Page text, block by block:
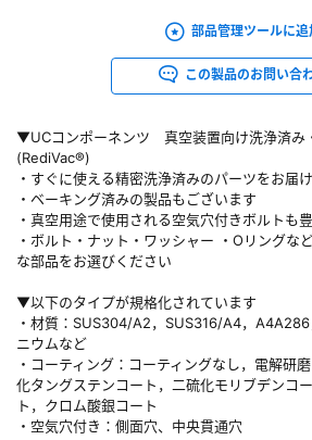
▼UCコンポーネンツ 真空装置向け洗浄済み
(RediVac®)
・すぐに使える精密洗浄済みのパーツをお届け
・ベーキング済みの製品もございます
・真空用途で使用される空気穴付きボルトも
・ボルト・ナット・ワッシャー ・Oリングな
な部品をお選びください
▼以下のタイプが規格化されています
・材質：SUS304/A2，SUS316/A4，
ニウムなど
・コーティング：コーティングなし，電解研
化タングステンコート，二硫化モリブデンコ
ト，クロム酸銀コート
・空気穴付き：側面穴、中央貫通穴
部品管理ツールに追
この製品のお問い合
※パスワードをお忘れの方は、パスワード再発行ペー